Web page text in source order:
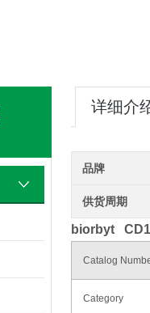
详细介
品牌
供货周期
biorbyt
Catalog
Category